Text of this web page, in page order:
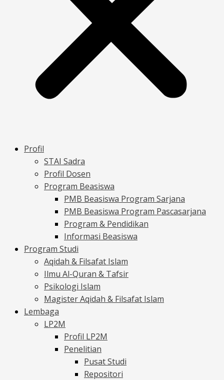
Profil
STAI Sadra
Profil Dosen
Program Beasiswa
PMB Beasiswa Program Sarjana
PMB Beasiswa Program Pascasarjana
Program & Pendidikan
Informasi Beasiswa
Program Studi
Aqidah & Filsafat Islam
Ilmu Al-Quran & Tafsir
Psikologi Islam
Magister Aqidah & Filsafat Islam
Lembaga
LP2M
Profil LP2M
Penelitian
Pusat Studi
Repositori